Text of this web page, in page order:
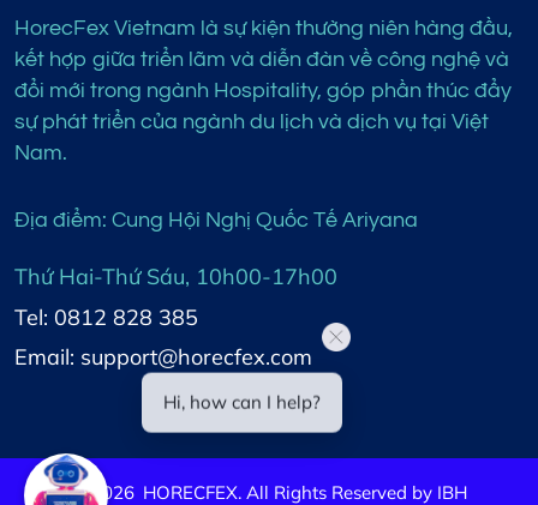
HorecFex Vietnam là sự kiện thường niên hàng đầu,
kết hợp giữa triển lãm và diễn đàn về công nghệ và
đổi mới trong ngành Hospitality, góp phần thúc đẩy
sự phát triển của ngành du lịch và dịch vụ tại Việt
Nam.
Địa điểm: Cung Hội Nghị Quốc Tế Ariyana
Thứ Hai-Thứ Sáu, 10h00-17h00
Tel: 0812 828 385
Email: support@horecfex.com
©2026 HORECFEX. All Rights Reserved by IBH
Hi, how can I help?